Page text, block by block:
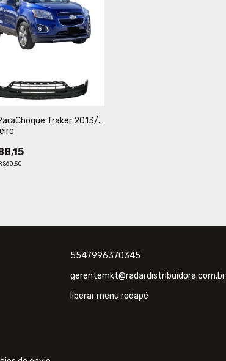
Traker 2013/...
5547996370345
gerentemkt@radardistribuidora.com.br
liberar menu rodapé